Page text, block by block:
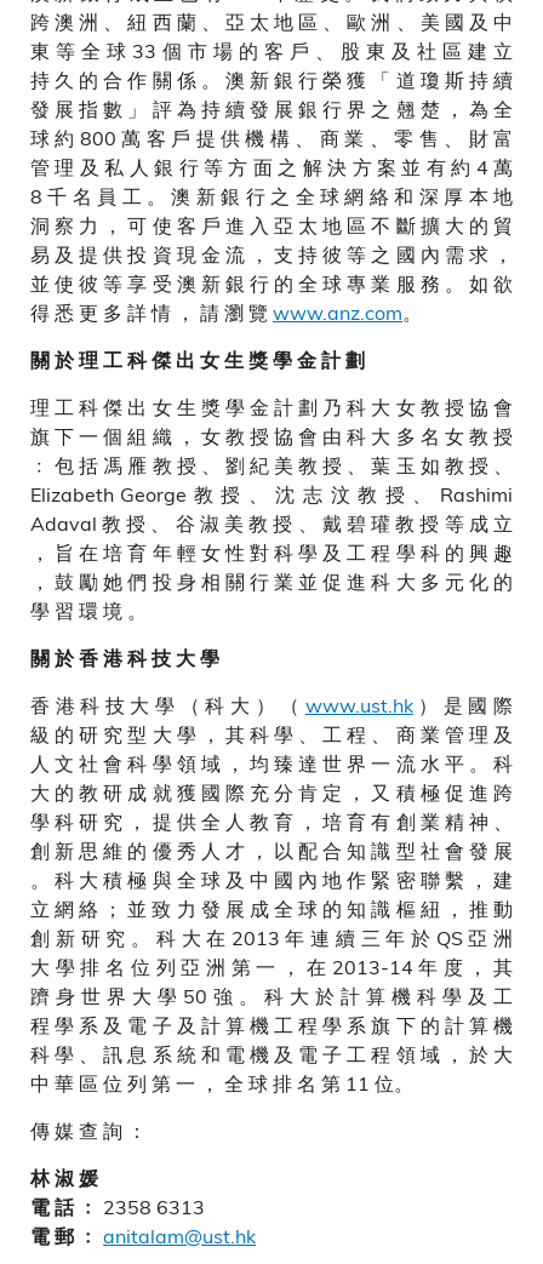
跨 澳 洲 、 紐 西 蘭 、 亞 太 地 區 、 歐 洲 、 美 國 及 中
東 等 全 球 33 個 市 場 的 客 戶 、 股 東 及 社 區 建 立
持 久 的 合 作 關 係 。 澳 新 銀 行 榮 獲 「 道 瓊 斯 持 續
發 展 指 數 」 評 為 持 續 發 展 銀 行 界 之 翹 楚 ， 為 全
球 約 800 萬 客 戶 提 供 機 構 、 商 業 、 零 售 、 財 富
管 理 及 私 人 銀 行 等 方 面 之 解 決 方 案 並 有 約 4 萬
8 千 名 員 工 。 澳 新 銀 行 之 全 球 網 絡 和 深 厚 本 地
洞 察 力 ， 可 使 客 戶 進 入 亞 太 地 區 不 斷 擴 大 的 貿
易 及 提 供 投 資 現 金 流 ， 支 持 彼 等 之 國 內 需 求 ，
並 使 彼 等 享 受 澳 新 銀 行 的 全 球 專 業 服 務 。 如 欲
得 悉 更 多 詳 情 ， 請 瀏 覽 www.anz.com。
關 於 理 工 科 傑 出 女 生 獎 學 金 計 劃
理 工 科 傑 出 女 生 獎 學 金 計 劃 乃 科 大 女 教 授 協 會
旗 下 一 個 組 織 ， 女 教 授 協 會 由 科 大 多 名 女 教 授
﹕ 包 括 馮 雁 教 授 、 劉 紀 美 教 授 、 葉 玉 如 教 授 、
Elizabeth George 教 授 、 沈 志 汶 教 授 、 Rashimi
Adaval 教 授 、 谷 淑 美 教 授 、 戴 碧 瓘 教 授 等 成 立
， 旨 在 培 育 年 輕 女 性 對 科 學 及 工 程 學 科 的 興 趣
， 鼓 勵 她 們 投 身 相 關 行 業 並 促 進 科 大 多 元 化 的
學 習 環 境 。
關 於 香 港 科 技 大 學
香 港 科 技 大 學 （ 科 大 ） （ www.ust.hk） 是 國 際
級 的 研 究 型 大 學 ， 其 科 學 、 工 程 、 商 業 管 理 及
人 文 社 會 科 學 領 域 ， 均 臻 達 世 界 一 流 水 平 。 科
大 的 教 研 成 就 獲 國 際 充 分 肯 定 ， 又 積 極 促 進 跨
學 科 研 究 ， 提 供 全 人 教 育 ， 培 育 有 創 業 精 神 、
創 新 思 維 的 優 秀 人 才 ， 以 配 合 知 識 型 社 會 發 展
。 科 大 積 極 與 全 球 及 中 國 內 地 作 緊 密 聯 繫 ， 建
立 網 絡 ； 並 致 力 發 展 成 全 球 的 知 識 樞 紐 ， 推 動
創 新 研 究 。 科 大 在 2013 年 連 續 三 年 於 QS 亞 洲
大 學 排 名 位 列 亞 洲 第 一 ， 在 2013-14 年 度 ， 其
躋 身 世 界 大 學 50 強 。 科 大 於 計 算 機 科 學 及 工
程 學 系 及 電 子 及 計 算 機 工 程 學 系 旗 下 的 計 算 機
科 學 、 訊 息 系 統 和 電 機 及 電 子 工 程 領 域 ， 於 大
中 華 區 位 列 第 一 ， 全 球 排 名 第 11 位。
傳 媒 查 詢 ：
林 淑 媛
電 話 ﹕ 2358 6313
電 郵 ﹕ anitalam@ust.hk